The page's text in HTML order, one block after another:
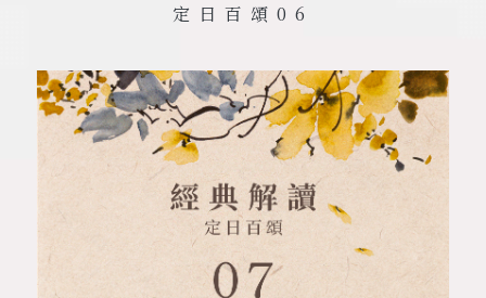
定日百頌 06